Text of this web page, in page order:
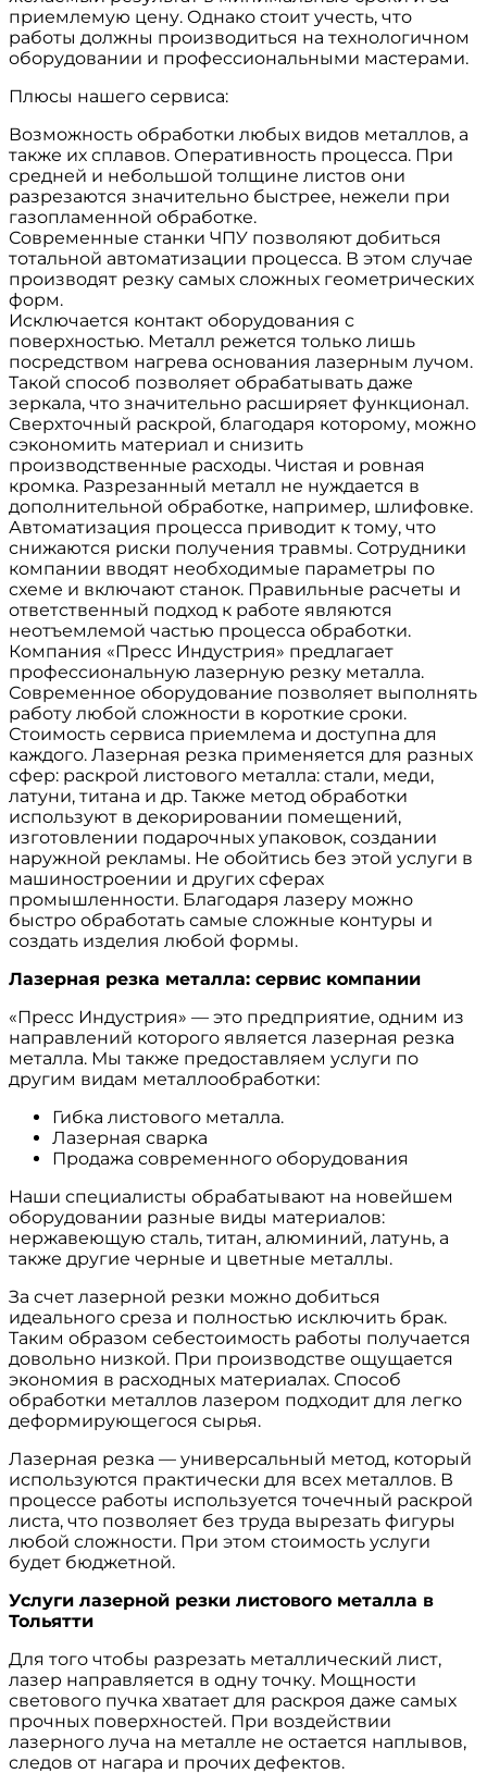
приемлемую цену. Однако стоит учесть, что
работы должны производиться на технологичном
оборудовании и профессиональными мастерами.
Плюсы нашего сервиса:
Возможность обработки любых видов металлов, а
также их сплавов. Оперативность процесса. При
средней и небольшой толщине листов они
разрезаются значительно быстрее, нежели при
газопламенной обработке.
Современные станки ЧПУ позволяют добиться
тотальной автоматизации процесса. В этом случае
производят резку самых сложных геометрических
форм.
Исключается контакт оборудования с
поверхностью. Металл режется только лишь
посредством нагрева основания лазерным лучом.
Такой способ позволяет обрабатывать даже
зеркала, что значительно расширяет функционал.
Сверхточный раскрой, благодаря которому, можно
сэкономить материал и снизить
производственные расходы. Чистая и ровная
кромка. Разрезанный металл не нуждается в
дополнительной обработке, например, шлифовке.
Автоматизация процесса приводит к тому, что
снижаются риски получения травмы. Сотрудники
компании вводят необходимые параметры по
схеме и включают станок. Правильные расчеты и
ответственный подход к работе являются
неотъемлемой частью процесса обработки.
Компания «Пресс Индустрия» предлагает
профессиональную лазерную резку металла.
Современное оборудование позволяет выполнять
работу любой сложности в короткие сроки.
Стоимость сервиса приемлема и доступна для
каждого. Лазерная резка применяется для разных
сфер: раскрой листового металла: стали, меди,
латуни, титана и др. Также метод обработки
используют в декорировании помещений,
изготовлении подарочных упаковок, создании
наружной рекламы. Не обойтись без этой услуги в
машиностроении и других сферах
промышленности. Благодаря лазеру можно
быстро обработать самые сложные контуры и
создать изделия любой формы.
Лазерная резка металла: сервис компании
«Пресс Индустрия» — это предприятие, одним из
направлений которого является лазерная резка
металла. Мы также предоставляем услуги по
другим видам металлообработки:
Гибка листового металла.
Лазерная сварка
Продажа современного оборудования
Наши специалисты обрабатывают на новейшем
оборудовании разные виды материалов:
нержавеющую сталь, титан, алюминий, латунь, а
также другие черные и цветные металлы.
За счет лазерной резки можно добиться
идеального среза и полностью исключить брак.
Таким образом себестоимость работы получается
довольно низкой. При производстве ощущается
экономия в расходных материалах. Способ
обработки металлов лазером подходит для легко
деформирующегося сырья.
Лазерная резка — универсальный метод, который
используются практически для всех металлов. В
процессе работы используется точечный раскрой
листа, что позволяет без труда вырезать фигуры
любой сложности. При этом стоимость услуги
будет бюджетной.
Услуги лазерной резки листового металла в
Тольятти
Для того чтобы разрезать металлический лист,
лазер направляется в одну точку. Мощности
светового пучка хватает для раскроя даже самых
прочных поверхностей. При воздействии
лазерного луча на металле не остается наплывов,
следов от нагара и прочих дефектов.